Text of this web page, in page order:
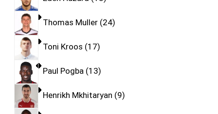
Thomas Muller 24
Toni Kroos 17
Paul Pogba 13
Henrikh Mkhitaryan 9